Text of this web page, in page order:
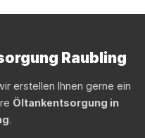
Raubling
erstellen Ihnen gerne ein
Öltankentsorgung in
.